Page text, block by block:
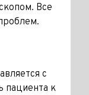
Все
с
пациента к